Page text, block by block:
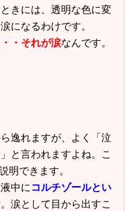
きには、透明な色に変
になるわけです。
・それが涙なんです。
逸れますが、よく「泣
と言われますよね。こ
できます。
中にコルチゾールとい
涙として目から出すこ